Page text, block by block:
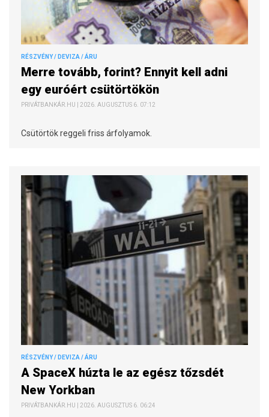
RÉSZVÉNY / DEVIZA / ÁRU
Merre tovább, forint? Ennyit kell adni
egy euróért csütörtökön
PRIVÁTBANKÁR.HU | 2026. AUGUSZTUS 6. 07:12
Csütörtök reggeli friss árfolyamok.
RÉSZVÉNY / DEVIZA / ÁRU
A SpaceX húzta le az egész tőzsdét
New Yorkban
PRIVÁTBANKÁR.HU | 2026. AUGUSZTUS 6. 06:24